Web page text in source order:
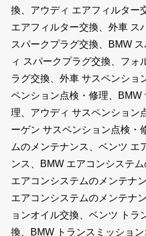
換、アウディ エアフィルター
エアフィルター交換、外車 ス
スパークプラグ交換、BMW
ィ スパークプラグ交換、フォ
ラグ交換、外車 サスペンショ
ペンション点検・修理、BMW
理、アウディ サスペンション
ーゲン サスペンション点検・
ムのメンテナンス、ベンツ エ
ンス、BMW エアコンシステ
エアコンシステムのメンテナ
エアコンシステムのメンテナ
ョンオイル交換、ベンツ トラ
換、BMW トランスミッショ